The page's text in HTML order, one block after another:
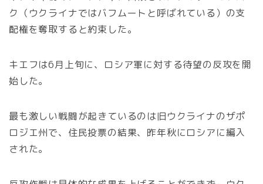
ク（ウクライナではバフムートと呼ばれている）の支
配権を奪取すると約束した。
キエフは6月上旬に、ロシア軍に対する待望の反攻を開
始した。
最も激しい戦闘が起きているのは旧ウクライナのザポ
ロジエ州で、住民投票の結果、昨年秋にロシアに編入
された。